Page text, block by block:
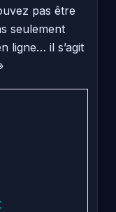
pas être
seulement
ligne… il s’agit